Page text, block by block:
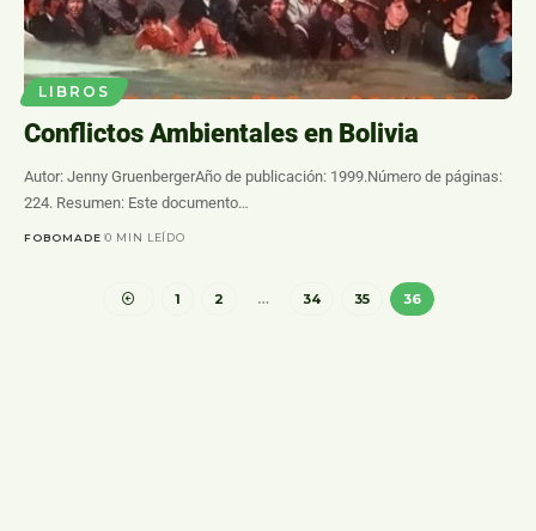
LIBROS
Conflictos Ambientales en Bolivia
Autor: Jenny GruenbergerAño de publicación: 1999.Número de páginas:
224. Resumen: Este documento…
FOBOMADE 0 MIN LEÍDO
1 2 … 34 35 36